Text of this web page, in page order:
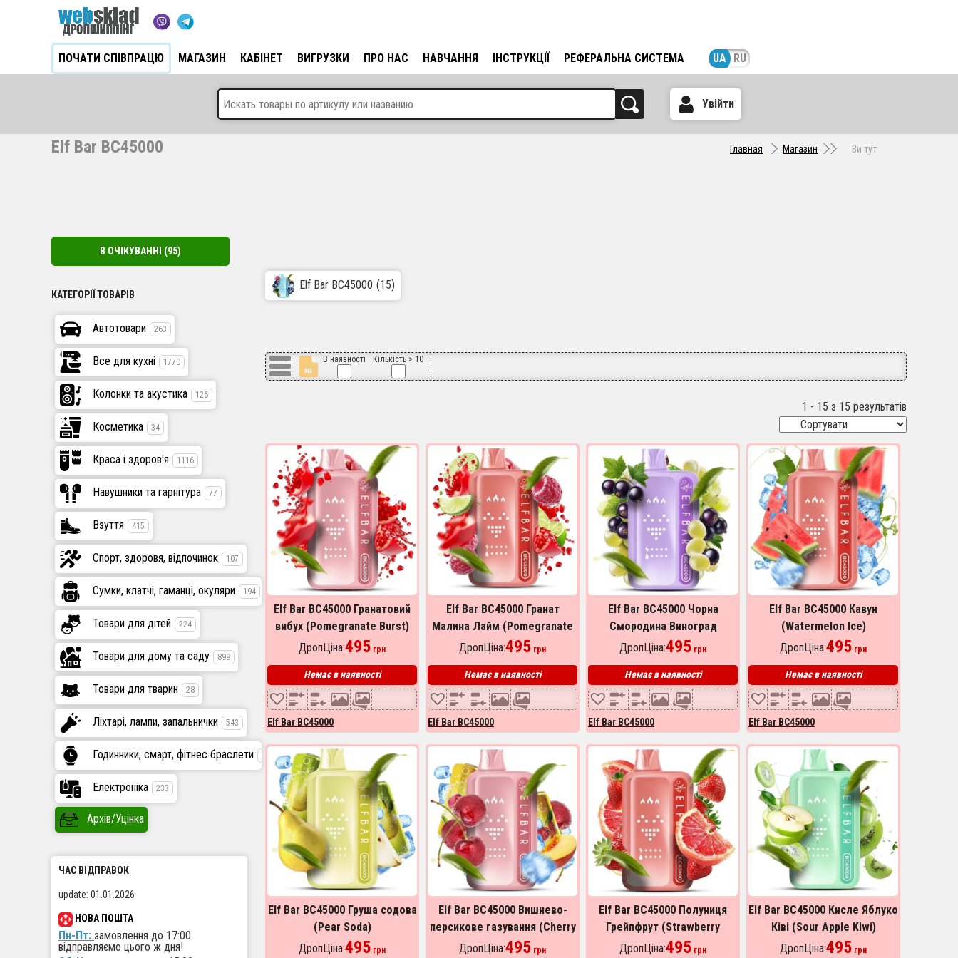
ПОЧАТИ СПІВПРАЦЮ МАГАЗИН КАБІНЕТ ВИГРУЗКИ ПРО НАС НАВЧАННЯ ІНСТРУКЦІЇ РЕФЕРАЛЬНА СИСТЕМА UA RU
Увійти
Elf Bar BC45000 Главная Магазин Ви тут
Elf Bar BC45000 (15)
В наявності Кількість > 10
1 - 15 з 15 результатів
Elf Bar BC45000 Гранатовий
вибух (Pomegranate Burst)
ДропЦіна:495 грн
Немає в наявності
Elf Bar BC45000
Elf Bar BC45000 Гранат
Малина Лайм (Pomegranate
Raspberry Lime)
ДропЦіна:495 грн
Немає в наявності
Elf Bar BC45000
Elf Bar BC45000 Чорна
Смородина Виноград
(Blackcurrant Grape)
ДропЦіна:495 грн
Немає в наявності
Elf Bar BC45000
Elf Bar BC45000 Кавун
(Watermelon Ice)
ДропЦіна:495 грн
Немає в наявності
Elf Bar BC45000
Elf Bar BC45000 Груша содова
(Pear Soda)
ДропЦіна:495 грн
Elf Bar BC45000 Вишнево-
персикове газування (Cherry
Peach Soda)
ДропЦіна:495 грн
Elf Bar BC45000 Полуниця
Грейпфрут (Strawberry
Grapefruit)
ДропЦіна:495 грн
Elf Bar BC45000 Кисле Яблуко
Ківі (Sour Apple Kiwi)
ДропЦіна:495 грн
В ОЧІКУВАННІ (95)
КАТЕГОРІЇ ТОВАРІВ
Автотовари 263
Все для кухні 1770
Колонки та акустика 126
Косметика 34
Краса і здоров'я 1116
Навушники та гарнітура 77
Взуття 415
Спорт, здоровя, відпочинок 107
Сумки, клатчі, гаманці, окуляри 194
Товари для дітей 224
Товари для дому та саду 899
Товари для тварин 28
Ліхтарі, лампи, запальнички 543
Годинники, смарт, фітнес браслети
Електроніка 233
Архів/Уцінка
ЧАС ВІДПРАВОК
update: 01.01.2026
НОВА ПОШТА
Пн-Пт: замовлення до 17:00
відправляємо цього ж дня!